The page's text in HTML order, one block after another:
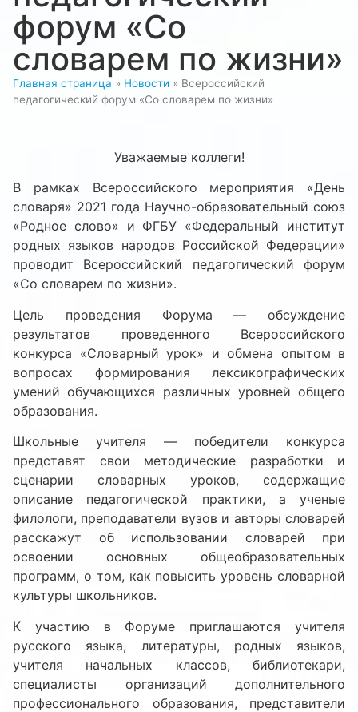
форум «Со
словарем по жизни»
Главная страница » Новости » Всероссийский
педагогический форум «Со словарем по жизни»
Уважаемые коллеги!
В рамках Всероссийского мероприятия «День
словаря» 2021 года Научно-образовательный союз
«Родное слово» и ФГБУ «Федеральный институт
родных языков народов Российской Федерации»
проводит Всероссийский педагогический форум
«Со словарем по жизни».
Цель проведения Форума — обсуждение
результатов проведенного Всероссийского
конкурса «Словарный урок» и обмена опытом в
вопросах формирования лексикографических
умений обучающихся различных уровней общего
образования.
Школьные учителя — победители конкурса
представят свои методические разработки и
сценарии словарных уроков, содержащие
описание педагогической практики, а ученые
филологи, преподаватели вузов и авторы словарей
расскажут об использовании словарей при
освоении основных общеобразовательных
программ, о том, как повысить уровень словарной
культуры школьников.
К участию в Форуме приглашаются учителя
русского языка, литературы, родных языков,
учителя начальных классов, библиотекари,
специалисты организаций дополнительного
профессионального образования, представители